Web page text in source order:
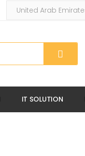
IT SOLUTION